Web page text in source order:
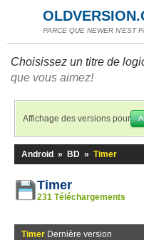
PARCE QUE NEWER N'EST
Choisissez un titre de
que vous aimez!
Affichage des versions pour
Android » BD » Timer
Timer
231 Téléchargements
Timer Dernière version